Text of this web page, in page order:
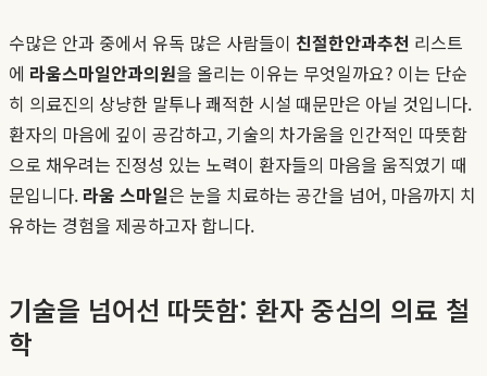
수많은 안과 중에서 유독 많은 사람들이 친절한안과추천 리스트
에 라움스마일안과의원을 올리는 이유는 무엇일까요? 이는 단순
히 의료진의 상냥한 말투나 쾌적한 시설 때문만은 아닐 것입니다.
환자의 마음에 깊이 공감하고, 기술의 차가움을 인간적인 따뜻함
으로 채우려는 진정성 있는 노력이 환자들의 마음을 움직였기 때
문입니다. 라움 스마일은 눈을 치료하는 공간을 넘어, 마음까지 치
유하는 경험을 제공하고자 합니다.
기술을 넘어선 따뜻함: 환자 중심의 의료 철
학